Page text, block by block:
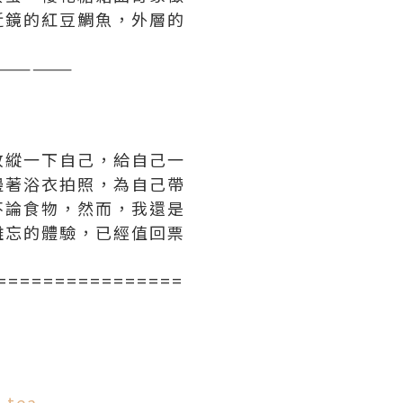
的紅豆鯛魚，外層的
一下自己，給自己一
浴衣拍照，為自己帶
食物，然而，我還是
的體驗，已經值回票